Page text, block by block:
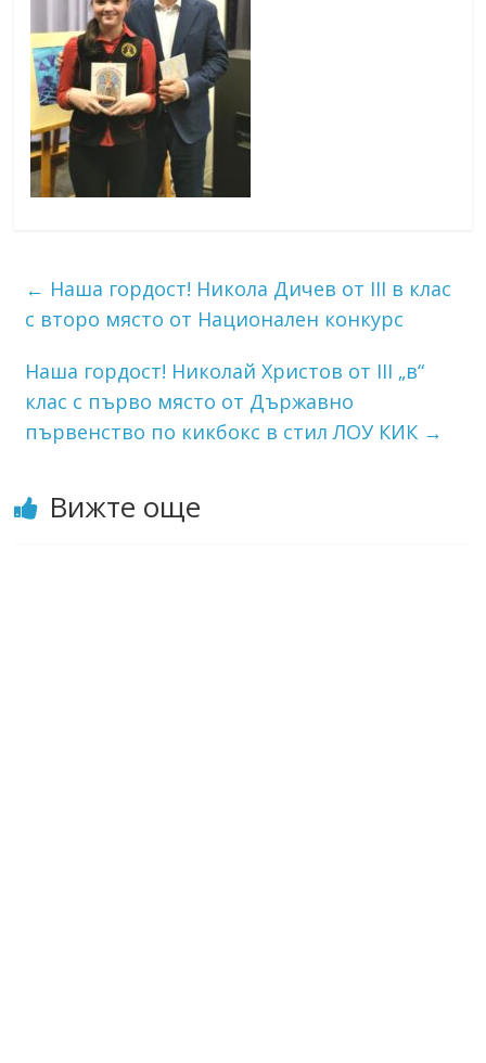
← Наша гордост! Никола Дичев от III в клас
с второ място от Национален конкурс
Наша гордост! Николай Христов от III „в“
клас с първо място от Държавно
първенство по кикбокс в стил ЛОУ КИК →
Вижте още